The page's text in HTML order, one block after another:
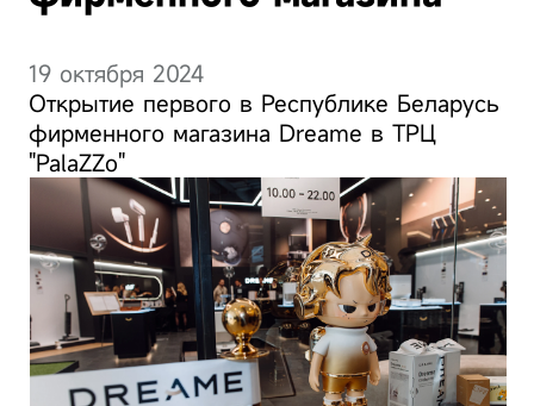
пылесосы
Товары для
дома
Техника для
красоты
Телевизоры
Газонокосилки
Робот-пылесос
Dreame Aqua10
Ultra Roller
Complete White
Посмотреть все
19 октября 2024
Открытие первого в Республике Беларусь
фирменного магазина Dreame в ТРЦ
"PalaZZo"